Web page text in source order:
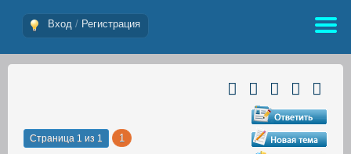
Вход / Регистрация
Страница 1 из 1 1